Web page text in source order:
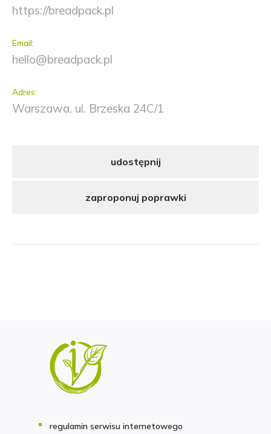
https://breadpack.pl
Email:
hello@breadpack.pl
Adres:
Warszawa, ul. Brzeska 24C/1
udostępnij
zaproponuj poprawki
regulamin serwisu internetowego